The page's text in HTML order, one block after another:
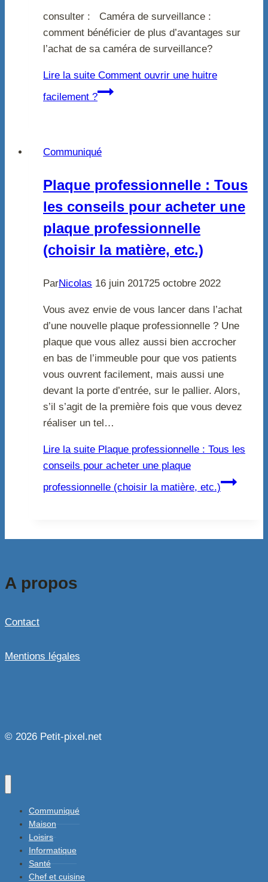
consulter : Caméra de surveillance :
comment bénéficier de plus d’avantages sur
l’achat de sa caméra de surveillance?
Lire la suite Comment ouvrir une huitre
facilement ?
Communiqué
Plaque professionnelle : Tous
les conseils pour acheter une
plaque professionnelle
(choisir la matière, etc.)
ParNicolas 16 juin 201725 octobre 2022
Vous avez envie de vous lancer dans l’achat
d’une nouvelle plaque professionnelle ? Une
plaque que vous allez aussi bien accrocher
en bas de l’immeuble pour que vos patients
vous ouvrent facilement, mais aussi une
devant la porte d’entrée, sur le pallier. Alors,
s’il s’agit de la première fois que vous devez
réaliser un tel…
Lire la suite Plaque professionnelle : Tous les
conseils pour acheter une plaque
professionnelle (choisir la matière, etc.)
A propos
Contact
Mentions légales
© 2026 Petit-pixel.net
Communiqué
Maison
Loisirs
Informatique
Santé
Chef et cuisine